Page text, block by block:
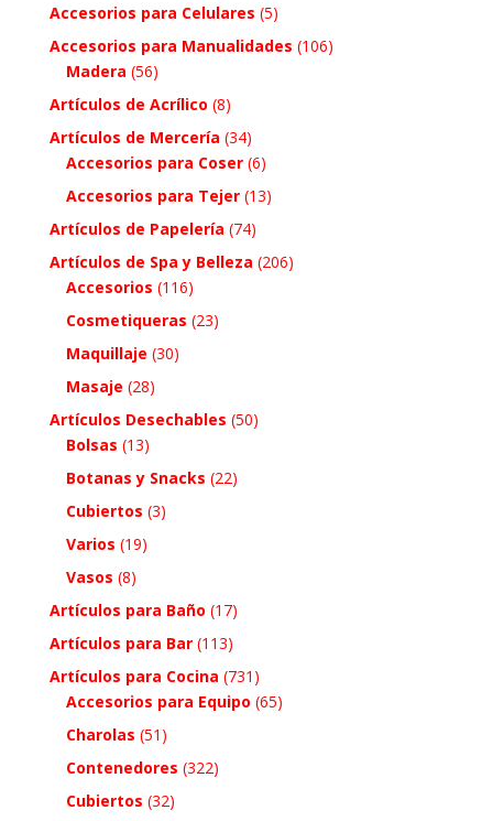
Accesorios para Celulares (5)
Accesorios para Manualidades (106)
Madera (56)
Artículos de Acrílico (8)
Artículos de Mercería (34)
Accesorios para Coser (6)
Accesorios para Tejer (13)
Artículos de Papelería (74)
Artículos de Spa y Belleza (206)
Accesorios (116)
Cosmetiqueras (23)
Maquillaje (30)
Masaje (28)
Artículos Desechables (50)
Bolsas (13)
Botanas y Snacks (22)
Cubiertos (3)
Varios (19)
Vasos (8)
Artículos para Baño (17)
Artículos para Bar (113)
Artículos para Cocina (731)
Accesorios para Equipo (65)
Charolas (51)
Contenedores (322)
Cubiertos (32)